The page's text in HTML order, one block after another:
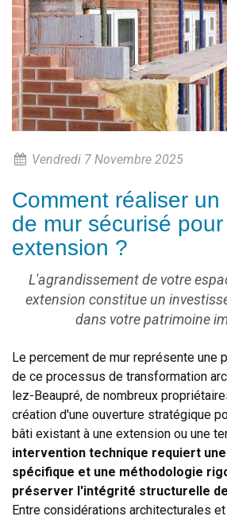
Vendredi 7 Novembre 2025
Comment réaliser
de mur sécurisé
extension ?
L'agrandissement de votre
extension constitue un
dans votre patrimoine
Le percement de mur représente une
de ce processus de transformation
lez-Beaupré, de nombreux
création d'une ouverture stratégique
bâti existant à une extension ou une
intervention technique requiert
spécifique et une méthodologie
préserver l'intégrité structurelle
Entre considérations architecturales